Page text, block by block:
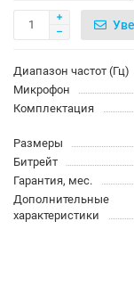
Диапазон частот (Гц)
Микрофон
Комплектация
Размеры
Битрейт
Гарантия, мес.
Дополнительные
характеристики